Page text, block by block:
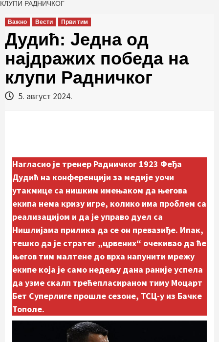
КЛУПИ РАДНИЧКОГ
Важно Вести Први тим
Дудић: Једна од
најдражих победа на
клупи Радничког
5. август 2024.
Нагласио је тренер Радничког 1923 Феђа
Дудић на конференцији за медије уочи
утакмице са нишким имењаком да његова
екипа нема кризу игре, колико има проблем са
реализацијом и да је управо дуел са
Нишлијама прилика да се он превазиђе. Ипак,
тешко да је стратег „црвених“ очекивао да ће
његов тим малтене до врха напунити мрежу
екипе која је само недељу дана раније успела
да узме скалп трећепласираном тиму Моцарт
Бет Суперлиге прошле сезоне, ТСЦ-у из Бачке
Тополе.